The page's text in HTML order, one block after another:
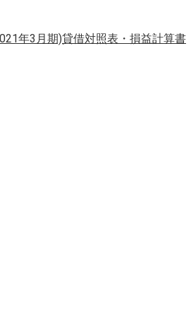
年3月期)貸借対照表・損益計算書